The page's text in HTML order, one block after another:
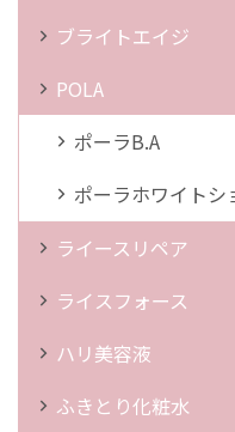
ブライトエイジ
POLA
ポーラB.A
ポーラホワイトシ
ライースリペア
ライスフォース
ハリ美容液
ふきとり化粧水